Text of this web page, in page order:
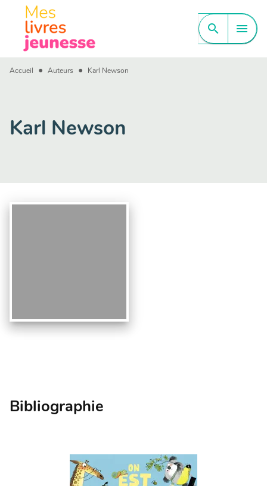
MENU CONTENU
PIED DE PAGE
search menu
Accueil • Auteurs • Karl Newson
Karl Newson
Bibliographie